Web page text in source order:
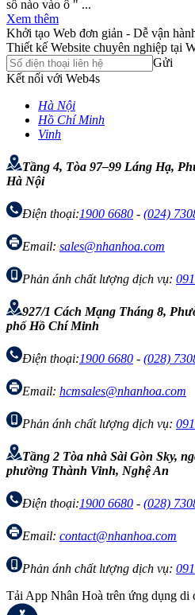
số nào vào ô " ...
Xem thêm
Khởi tạo Web đơn giản - Dễ vận
Thiết kế Website chuyên nghiệp tại
Gửi
Kết nối với Web4s
Hà Nội
Hồ Chí Minh
Vinh
Tầng 4, Tòa 97–99 Láng Hạ,
Hà Nội
Điện thoại:1900 6680 - (024)
Email: sales@nhanhoa.com
Phản ánh chất lượng dịch vụ:
927/1 Cách Mạng Tháng 8,
phố Hồ Chí Minh
Điện thoại:1900 6680 - (028)
Email: hcmsales@nhanhoa.com
Phản ánh chất lượng dịch vụ:
Tầng 2 Tòa nhà Sài Gòn Sky,
phường Thành Vinh, Nghệ An
Điện thoại:1900 6680 - (028)
Email: contact@nhanhoa.com
Phản ánh chất lượng dịch vụ:
Tải App Nhân Hoà trên ứng dụng di